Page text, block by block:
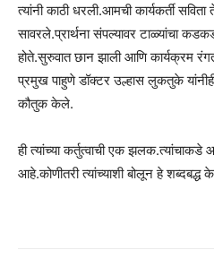
त्यांनी काठी धरली.आमची कार्यकर्ती
सावरले.प्रार्थना संपल्यावर टाळ्यांचा
होते.सुरुवात छान झाली आणि कार्यक्रम
प्रमुख पाहुणे डॉक्टर उल्हास लुकतुके
कौतुक केले.
ही त्यांच्या कर्तुत्वाची एक झलक.त्यांचाकडे
आहे.कोणीतरी त्यांच्याशी बोलून हे शब्दबद्ध